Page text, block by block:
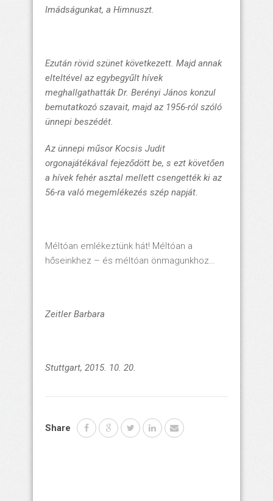
Imádságunkat, a Himnuszt.
Ezután rövid szünet következett. Majd annak
elteltével az egybegyűlt hívek
meghallgathatták Dr. Berényi János konzul
bemutatkozó szavait, majd az 1956-ról szóló
ünnepi beszédét.
Az ünnepi műsor Kocsis Judit
orgonajátékával fejeződött be, s ezt követően
a hívek fehér asztal mellett csengették ki az
56-ra való megemlékezés szép napját.
Méltóan emlékeztünk hát! Méltóan a
hőseinkhez – és méltóan önmagunkhoz…
Zeitler Barbara
Stuttgart, 2015. 10. 20.
Share